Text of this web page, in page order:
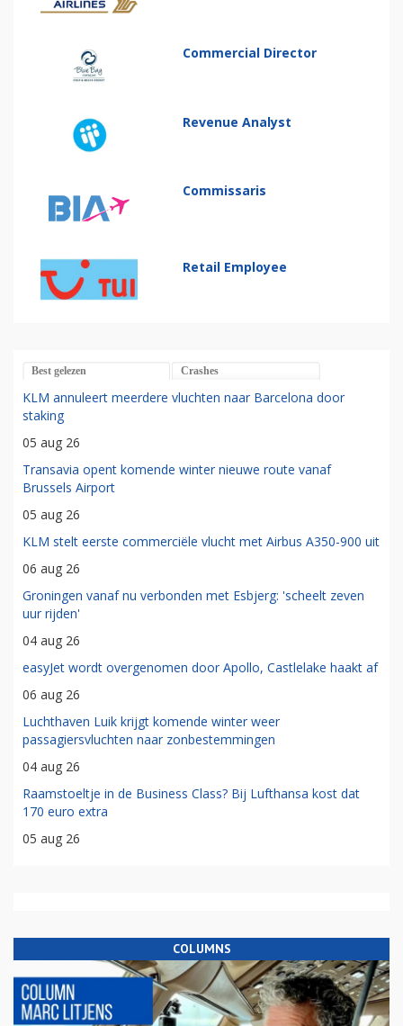
Commercial Director
Revenue Analyst
Commissaris
Retail Employee
Best gelezen Crashes
KLM annuleert meerdere vluchten naar Barcelona door
staking
05 aug 26
Transavia opent komende winter nieuwe route vanaf
Brussels Airport
05 aug 26
KLM stelt eerste commerciële vlucht met Airbus A350-900 uit
06 aug 26
Groningen vanaf nu verbonden met Esbjerg: 'scheelt zeven
uur rijden'
04 aug 26
easyJet wordt overgenomen door Apollo, Castlelake haakt af
06 aug 26
Luchthaven Luik krijgt komende winter weer
passagiersvluchten naar zonbestemmingen
04 aug 26
Raamstoeltje in de Business Class? Bij Lufthansa kost dat
170 euro extra
05 aug 26
COLUMNS